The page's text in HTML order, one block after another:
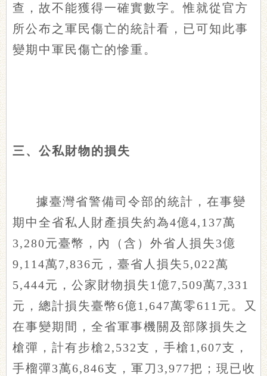
查，故不能獲得一確實數字。惟就從官方
所公布之軍民傷亡的統計看，已可知此事
變期中軍民傷亡的慘重。
三、公私財物的損失
據臺灣省警備司令部的統計，在事變
期中全省私人財產損失約為4億4,137萬
3,280元臺幣，內（含）外省人損失3億
9,114萬7,836元，臺省人損失5,022萬
5,444元，公家財物損失1億7,509萬7,331
元，總計損失臺幣6億1,647萬零611元。又
在事變期間，全省軍事機關及部隊損失之
槍彈，計有步槍2,532支，手槍1,607支，
手榴彈3萬6,846支，軍刀3,977把；現已收